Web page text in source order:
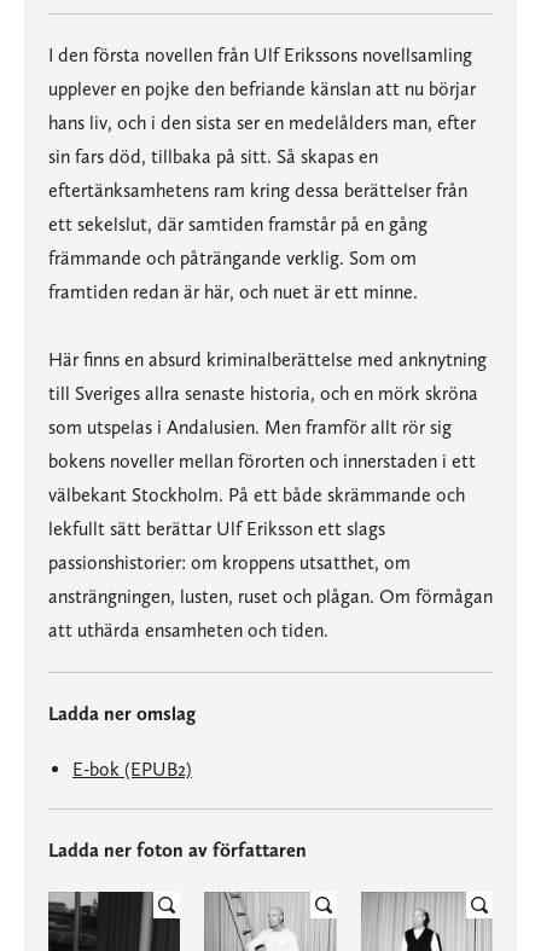
I den första novellen från Ulf Erikssons novellsamling
upplever en pojke den befriande känslan att nu börjar
hans liv, och i den sista ser en medelålders man, efter
sin fars död, tillbaka på sitt. Så skapas en
eftertänksamhetens ram kring dessa berättelser från
ett sekelslut, där samtiden framstår på en gång
främmande och påträngande verklig. Som om
framtiden redan är här, och nuet är ett minne.
Här finns en absurd kriminalberättelse med anknytning
till Sveriges allra senaste historia, och en mörk skröna
som utspelas i Andalusien. Men framför allt rör sig
bokens noveller mellan förorten och innerstaden i ett
välbekant Stockholm. På ett både skrämmande och
lekfullt sätt berättar Ulf Eriksson ett slags
passionshistorier: om kroppens utsatthet, om
ansträngningen, lusten, ruset och plågan. Om förmågan
att uthärda ensamheten och tiden.
Ladda ner omslag
E-bok (EPUB2)
Ladda ner foton av författaren